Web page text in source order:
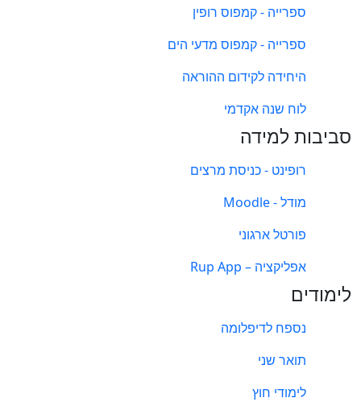
ספרייה - קמפוס רופין
ספרייה - קמפוס מדעי הים
היחידה לקידום ההוראה
לוח שנה אקדמי
סביבות למידה
רופינט - כניסת מרצים
מודל - Moodle
פורטל ארגוני
אפליקציה – Rup App
לימודים
נספח לדיפלומה
תואר שני
לימודי חוץ